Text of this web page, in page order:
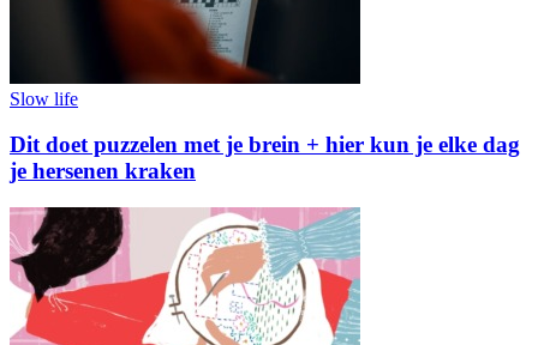
Slow life
Dit doet puzzelen met je brein + hier kun je elke dag
je hersenen kraken